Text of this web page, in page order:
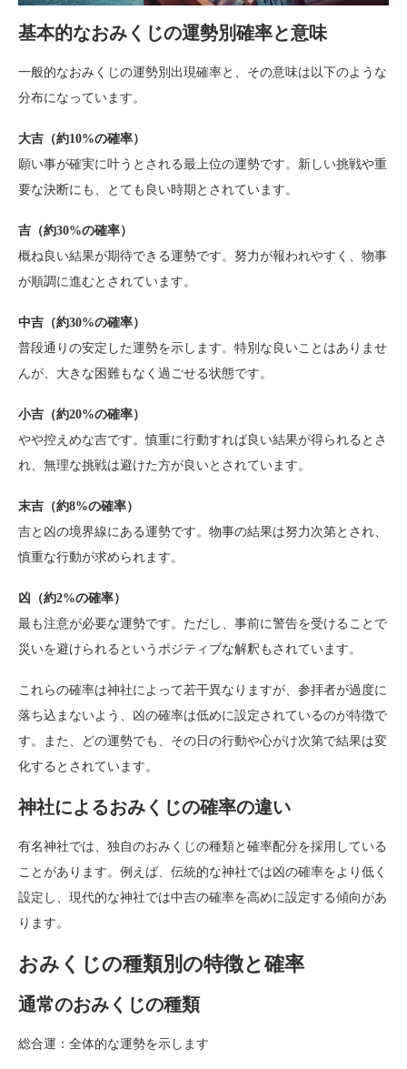
基本的なおみくじの運勢別確率と意味
一般的なおみくじの運勢別出現確率と、その意味は以下のような
分布になっています。
大吉（約10%の確率）
願い事が確実に叶うとされる最上位の運勢です。新しい挑戦や重
要な決断にも、とても良い時期とされています。
吉（約30%の確率）
概ね良い結果が期待できる運勢です。努力が報われやすく、物事
が順調に進むとされています。
中吉（約30%の確率）
普段通りの安定した運勢を示します。特別な良いことはありませ
んが、大きな困難もなく過ごせる状態です。
小吉（約20%の確率）
やや控えめな吉です。慎重に行動すれば良い結果が得られるとさ
れ、無理な挑戦は避けた方が良いとされています。
末吉（約8%の確率）
吉と凶の境界線にある運勢です。物事の結果は努力次第とされ、
慎重な行動が求められます。
凶（約2%の確率）
最も注意が必要な運勢です。ただし、事前に警告を受けることで
災いを避けられるというポジティブな解釈もされています。
これらの確率は神社によって若干異なりますが、参拝者が過度に
落ち込まないよう、凶の確率は低めに設定されているのが特徴で
す。また、どの運勢でも、その日の行動や心がけ次第で結果は変
化するとされています。
神社によるおみくじの確率の違い
有名神社では、独自のおみくじの種類と確率配分を採用している
ことがあります。例えば、伝統的な神社では凶の確率をより低く
設定し、現代的な神社では中吉の確率を高めに設定する傾向があ
ります。
おみくじの種類別の特徴と確率
通常のおみくじの種類
総合運：全体的な運勢を示します